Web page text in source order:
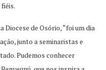
Diocese de Osório, “foi um dia
junto a seminaristas e
Pudemos conhecer